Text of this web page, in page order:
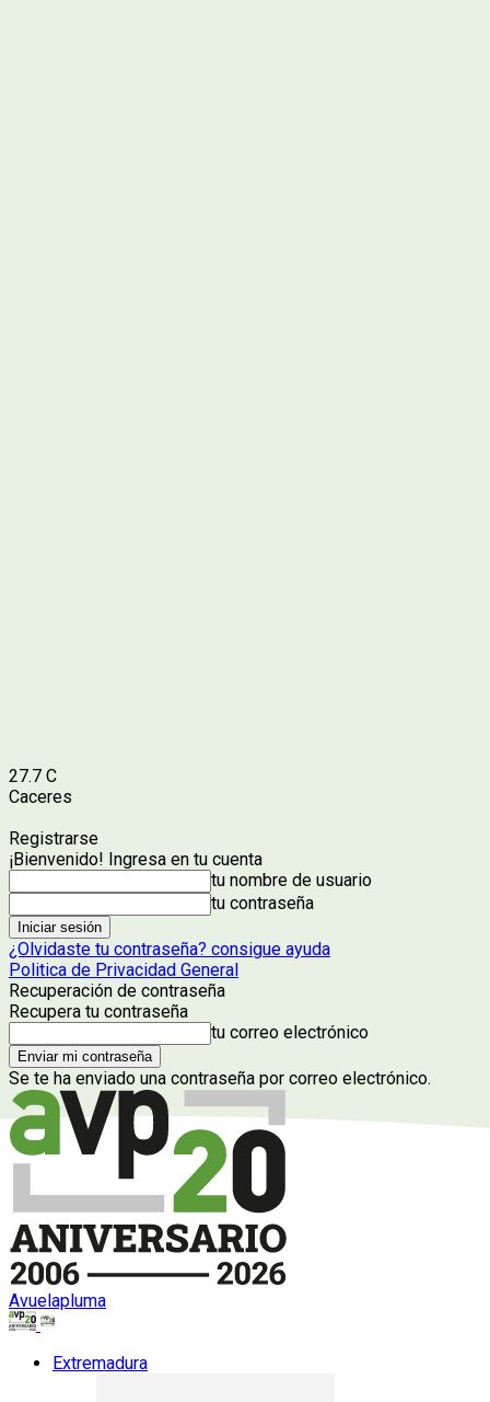
27.7 C
Caceres
Registrarse
¡Bienvenido! Ingresa en tu cuenta
tu nombre de usuario
tu contraseña
¿Olvidaste tu contraseña? consigue ayuda
Politica de Privacidad General
Recuperación de contraseña
Recupera tu contraseña
tu correo electrónico
Se te ha enviado una contraseña por correo electrónico.
Avuelapluma
Extremadura